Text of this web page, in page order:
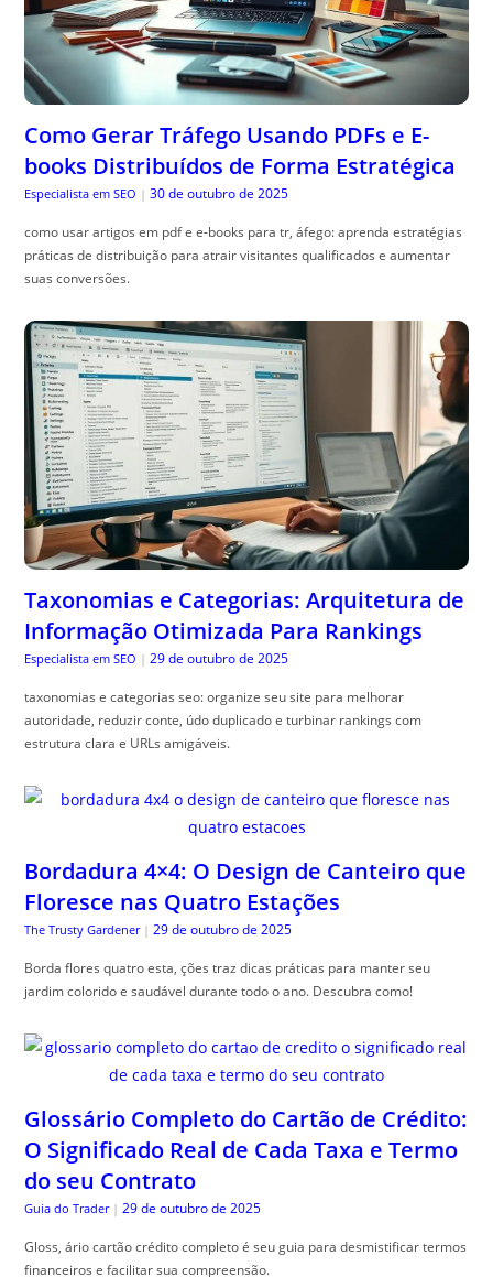
Como Gerar Tráfego Usando PDFs e E-
books Distribuídos de Forma Estratégica
Especialista em SEO | 30 de outubro de 2025
como usar artigos em pdf e e-books para tr, áfego: aprenda estratégias
práticas de distribuição para atrair visitantes qualificados e aumentar
suas conversões.
Taxonomias e Categorias: Arquitetura de
Informação Otimizada Para Rankings
Especialista em SEO | 29 de outubro de 2025
taxonomias e categorias seo: organize seu site para melhorar
autoridade, reduzir conte, údo duplicado e turbinar rankings com
estrutura clara e URLs amigáveis.
Bordadura 4×4: O Design de Canteiro que
Floresce nas Quatro Estações
The Trusty Gardener | 29 de outubro de 2025
Borda flores quatro esta, ções traz dicas práticas para manter seu
jardim colorido e saudável durante todo o ano. Descubra como!
Glossário Completo do Cartão de Crédito:
O Significado Real de Cada Taxa e Termo
do seu Contrato
Guia do Trader | 29 de outubro de 2025
Gloss, ário cartão crédito completo é seu guia para desmistificar termos
financeiros e facilitar sua compreensão.